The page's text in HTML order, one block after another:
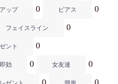
ップ 0 ピアス 0
フェイスライン 0
ント 0
即効 0 女友達 0